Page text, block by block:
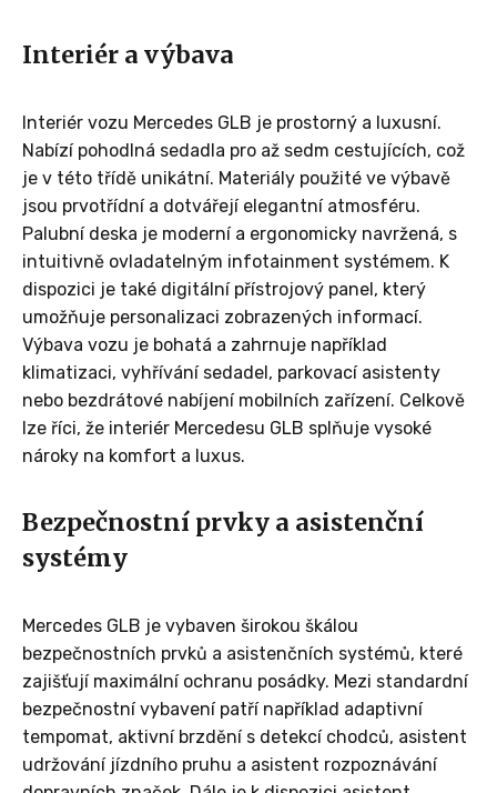
Interiér a výbava
Interiér vozu Mercedes GLB je prostorný a luxusní.
Nabízí pohodlná sedadla pro až sedm cestujících, což
je v této třídě unikátní. Materiály použité ve výbavě
jsou prvotřídní a dotvářejí elegantní atmosféru.
Palubní deska je moderní a ergonomicky navržená, s
intuitivně ovladatelným infotainment systémem. K
dispozici je také digitální přístrojový panel, který
umožňuje personalizaci zobrazených informací.
Výbava vozu je bohatá a zahrnuje například
klimatizaci, vyhřívání sedadel, parkovací asistenty
nebo bezdrátové nabíjení mobilních zařízení. Celkově
lze říci, že interiér Mercedesu GLB splňuje vysoké
nároky na komfort a luxus.
Bezpečnostní prvky a asistenční
systémy
Mercedes GLB je vybaven širokou škálou
bezpečnostních prvků a asistenčních systémů, které
zajišťují maximální ochranu posádky. Mezi standardní
bezpečnostní vybavení patří například adaptivní
tempomat, aktivní brzdění s detekcí chodců, asistent
udržování jízdního pruhu a asistent rozpoznávání